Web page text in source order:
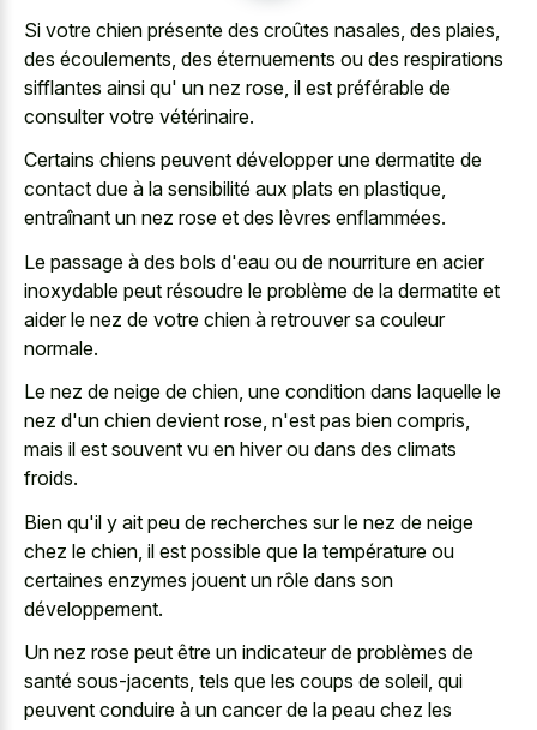
Si votre chien présente des croûtes nasales, des plaies,
des écoulements, des éternuements ou des respirations
sifflantes ainsi qu' un nez rose, il est préférable de
consulter votre vétérinaire.
Certains chiens peuvent développer une dermatite de
contact due à la sensibilité aux plats en plastique,
entraînant un nez rose et des lèvres enflammées.
Le passage à des bols d'eau ou de nourriture en acier
inoxydable peut résoudre le problème de la dermatite et
aider le nez de votre chien à retrouver sa couleur
normale.
Le nez de neige de chien, une condition dans laquelle le
nez d'un chien devient rose, n'est pas bien compris,
mais il est souvent vu en hiver ou dans des climats
froids.
Bien qu'il y ait peu de recherches sur le nez de neige
chez le chien, il est possible que la température ou
certaines enzymes jouent un rôle dans son
développement.
Un nez rose peut être un indicateur de problèmes de
santé sous-jacents, tels que les coups de soleil, qui
peuvent conduire à un cancer de la peau chez les